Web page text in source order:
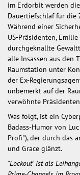
im Erdorbit werden
Dauertiefschlaf für die
Während einer
US-Präsidenten,
durchgeknallte
alle Insassen aus den
Raumstation unter
der Ex-
unbemerkt auf der
verwöhnte
Was folgt, ist ein
Badass-Humor von
Profi"), der durch das
und Grace glänzt.
"Lockout" ist als